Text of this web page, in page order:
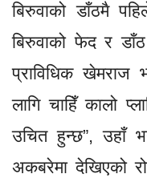
बिरुवाको डाँठमै
बिरुवाको फेद र
प्राविधिक
लागि चाहिँ कालो
उचित हुन्छ”, उहाँ
अकबरेमा देखिएको